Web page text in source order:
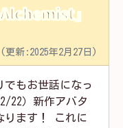
」
(更新:2025年2月27日)
もお世話になっ
22）新作アバタ
ります！ これに